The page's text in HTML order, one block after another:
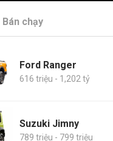
Bán chạy
Ford Ranger
616 triệu - 1,202 tỷ
Suzuki Jimny
789 triệu - 799 triệu